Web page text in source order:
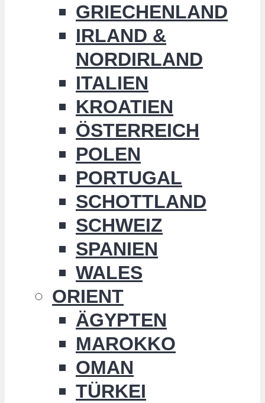
GRIECHENLAND
IRLAND &
NORDIRLAND
ITALIEN
KROATIEN
ÖSTERREICH
POLEN
PORTUGAL
SCHOTTLAND
SCHWEIZ
SPANIEN
WALES
ORIENT
ÄGYPTEN
MAROKKO
OMAN
TÜRKEI